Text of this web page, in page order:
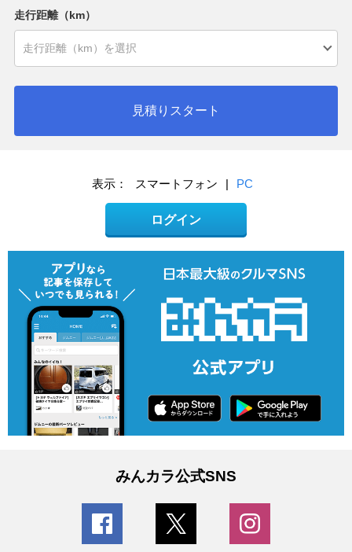
走行距離（km）
見積りスタート
表示： スマートフォン | PC
ログイン
みんカラ公式SNS